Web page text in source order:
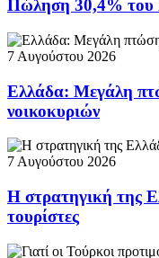
Πώληση 30,4% του
7 Αυγούστου 2026
Ελλάδα: Μεγάλη
νοικοκυριών
7 Αυγούστου 2026
Η στρατηγική της
τουρίστες